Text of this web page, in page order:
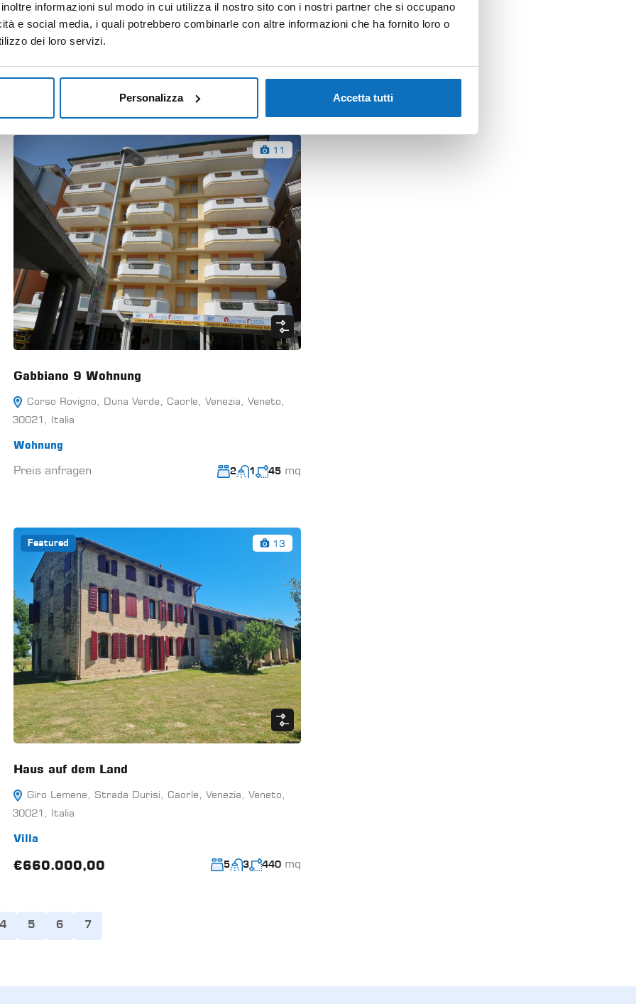
informazioni sul modo in cui utilizza il nostro sito con i nostri partner che si occupano
e social media, i quali potrebbero combinarle con altre informazioni che ha fornito loro o
dei loro servizi.
Personalizza Accetta tutti
El paso 4 Haus
Duna Verde, Caorle, Venezia, Veneto, 30021, Italia
11
Gabbiano 9 Wohnung
Corso Rovigno, Duna Verde, Caorle, Venezia, Veneto,
30021, Italia
Wohnung
Preis anfragen 2 1 45 mq
Featured 13
Haus auf dem Land
Giro Lemene, Strada Durisi, Caorle, Venezia, Veneto,
30021, Italia
Villa
€660.000,00 5 3 440 mq
4 5 6 7